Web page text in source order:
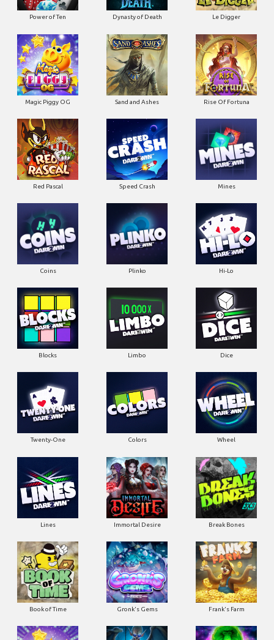
Power of Ten Dynasty of Death Le Digger
Magic Piggy OG Sand and Ashes Rise Of Fortuna
Red Pascal Speed Crash Mines
Coins Plinko Hi-Lo
Blocks Limbo Dice
Twenty-One Colors Wheel
Lines Immortal Desire Break Bones
Book of Time Gronk's Gems Frank's Farm